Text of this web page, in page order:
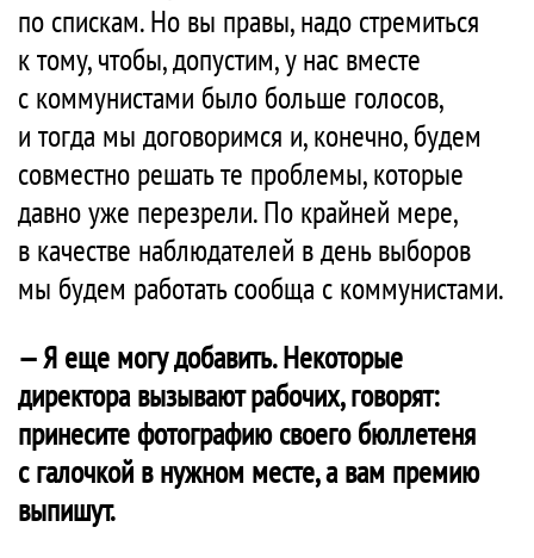
по спискам. Но вы правы, надо стремиться
к тому, чтобы, допустим, у нас вместе
с коммунистами было больше голосов,
и тогда мы договоримся и, конечно, будем
совместно решать те проблемы, которые
давно уже перезрели. По крайней мере,
в качестве наблюдателей в день выборов
мы будем работать сообща с коммунистами.
— Я еще могу добавить. Некоторые
директора вызывают рабочих, говорят:
принесите фотографию своего бюллетеня
с галочкой в нужном месте, а вам премию
выпишут.